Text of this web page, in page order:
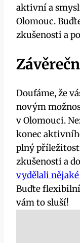
aktivní a
Olomouc.
zkušenosti a
Doufáme, že
novým
v Olomouci.
konec
plný
zkušenosti a
vydělali
Buďte
vám to sluší!